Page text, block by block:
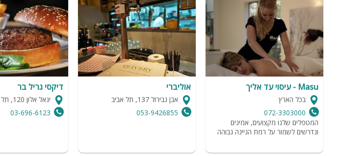
Masu - עיסוי עד אליך
בכל הארץ
072-3303000
המטפלים שלנו מקצועים, אמינים
ונדרשים לשמור על רמת הגיינה גבוהה
אוליברי
אבן גבירול 137, תל אביב
053-9426855
דיקסי גריל בר
יגאל אלון 120, תל אביב
03-696-6123